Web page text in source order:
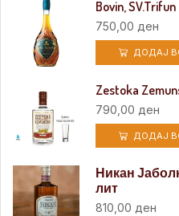
Bovin,
750,00ден
ДОДАЈ
Zestoka
790,00 ден
ДОДАЈ
Никан
лит
810,00 ден